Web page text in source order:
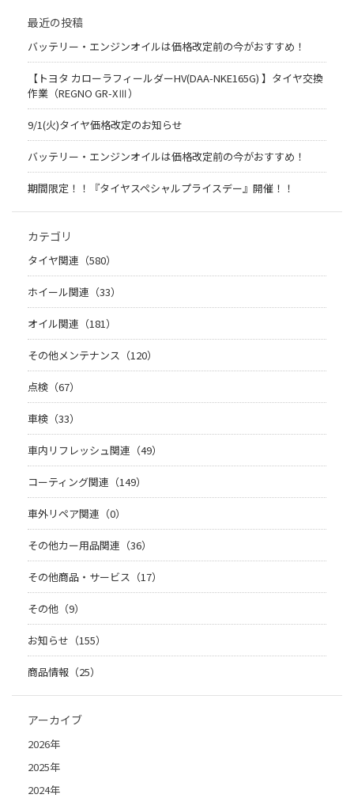
最近の投稿
バッテリー・エンジンオイルは価格改定前の今がおすすめ！
【トヨタ カローラフィールダーHV(DAA-NKE165G) 】タイヤ交換
作業（REGNO GR-XⅢ）
9/1(火)タイヤ価格改定のお知らせ
バッテリー・エンジンオイルは価格改定前の今がおすすめ！
期間限定！！『タイヤスペシャルプライスデー』開催！！
カテゴリ
タイヤ関連（580）
ホイール関連（33）
オイル関連（181）
その他メンテナンス（120）
点検（67）
車検（33）
車内リフレッシュ関連（49）
コーティング関連（149）
車外リペア関連（0）
その他カー用品関連（36）
その他商品・サービス（17）
その他（9）
お知らせ（155）
商品情報（25）
アーカイブ
2026年
2025年
2024年